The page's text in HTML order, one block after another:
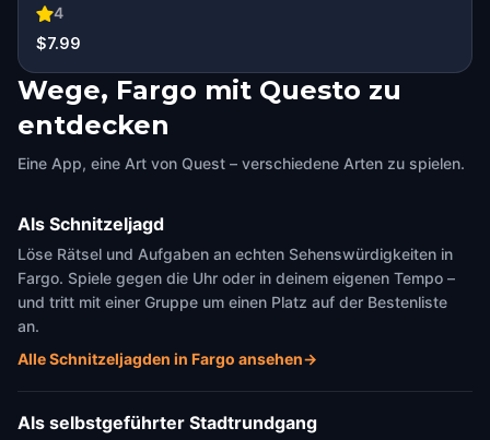
4
$7.99
Wege, Fargo mit Questo zu
entdecken
Eine App, eine Art von Quest – verschiedene Arten zu spielen.
Als Schnitzeljagd
Löse Rätsel und Aufgaben an echten Sehenswürdigkeiten in
Fargo. Spiele gegen die Uhr oder in deinem eigenen Tempo –
und tritt mit einer Gruppe um einen Platz auf der Bestenliste
an.
Alle Schnitzeljagden in Fargo ansehen→
Als selbstgeführter Stadtrundgang